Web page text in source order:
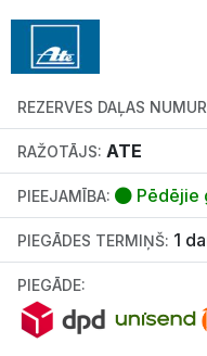
REZERVES DAĻAS
RAŽOTĀJS: ATE
PIEEJAMĪBA: Pēdējie
PIEGĀDES TERMIŅŠ: 1
PIEGĀDE: